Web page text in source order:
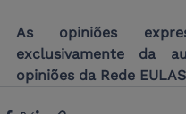
As opiniões
exclusivamente da
opiniões da Rede